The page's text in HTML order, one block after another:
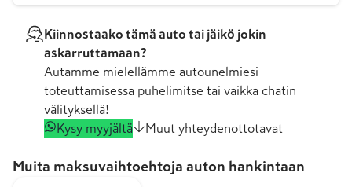
Kiinnostaako tämä auto tai jäikö jokin
askarruttamaan?
Autamme mielellämme autounelmiesi
toteuttamisessa puhelimitse tai vaikka chatin
välityksellä!
Kysy myyjältä
Muut yhteydenottotavat
Muita maksuvaihtoehtoja auton hankintaan